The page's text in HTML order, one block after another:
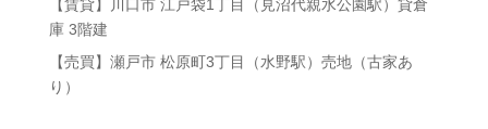
【賃貸】川口市 江戸袋1丁目（見沼代親水公園駅）貸倉
庫 3階建
【売買】瀬戸市 松原町3丁目（水野駅）売地（古家あ
り）